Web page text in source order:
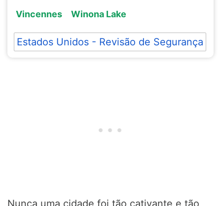
Vincennes
Winona Lake
Estados Unidos - Revisão de Segurança
Nunca uma cidade foi tão cativante e tão